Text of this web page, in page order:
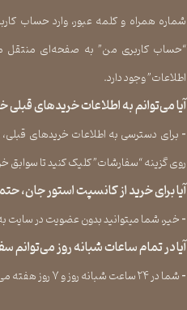
شماره همراه و کلمه عبور، وارد حساب
“حساب کاربری من” به صفحه‏‌ای منتقل
اطلاعات” وجود دارد.​​​​​​​
آیا می‌‏توانم به اطلاعات خریدهای
​​​​​​​- برای دسترسی به اطلاعات خریدهای
روی گزینه “سفارشات” کلیک کنید تا سوابق
آیا برای خرید از کانسپت استور جان،
​​​​​​​- خیر، شما میتوانید بدون عضویت در
آیا در تمام ساعات شبانه روز می‌توانم
​​​​​​​​​​​​​​- شما در ۲۴ ساعت شبانه روز و ۷ روز هفته می‌‏توانید سفارش خود را ثبت کنید.